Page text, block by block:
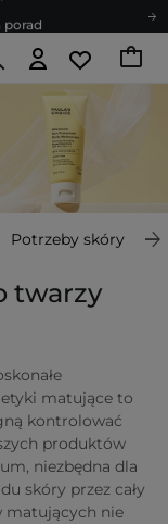
porad
punktów
Potrzeby skóry
twarzy
matujące to
kontrolować
produktów
niezbędna dla
skóry przez cały
matujących nie